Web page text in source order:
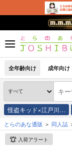
全年齢向け 成年向け
怪盗キッド×江戸川…
とらのあな通販 同人誌
入荷アラート